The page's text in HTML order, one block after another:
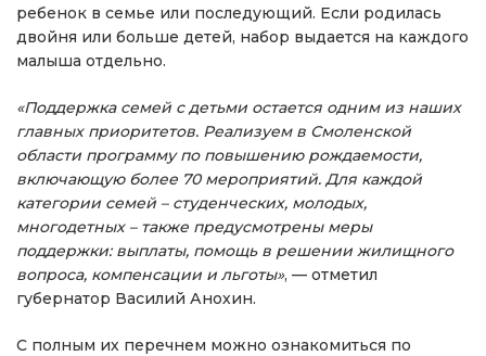
ребенок в семье или последующий. Если родилась
двойня или больше детей, набор выдается на каждого
малыша отдельно.
«Поддержка семей с детьми остается одним из наших
главных приоритетов. Реализуем в Смоленской
области программу по повышению рождаемости,
включающую более 70 мероприятий. Для каждой
категории семей – студенческих, молодых,
многодетных – также предусмотрены меры
поддержки: выплаты, помощь в решении жилищного
вопроса, компенсации и льготы», — отметил
губернатор Василий Анохин.
С полным их перечнем можно ознакомиться по